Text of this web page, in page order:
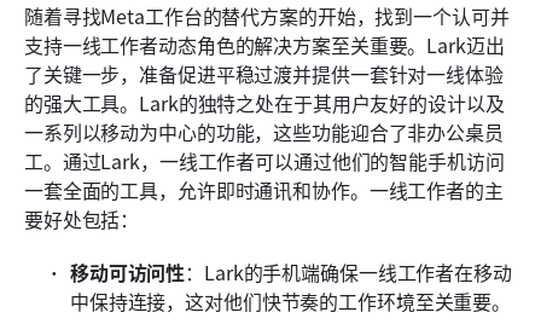
随着寻找Meta工作台的替代方案的开始，找到一个认可并
支持一线工作者动态角色的解决方案至关重要。Lark迈出
了关键一步，准备促进平稳过渡并提供一套针对一线体验
的强大工具。Lark的独特之处在于其用户友好的设计以及
一系列以移动为中心的功能，这些功能迎合了非办公桌员
工。通过Lark，一线工作者可以通过他们的智能手机访问
一套全面的工具，允许即时通讯和协作。一线工作者的主
要好处包括：
移动可访问性：Lark的手机端确保一线工作者在移动
中保持连接，这对他们快节奏的工作环境至关重要。